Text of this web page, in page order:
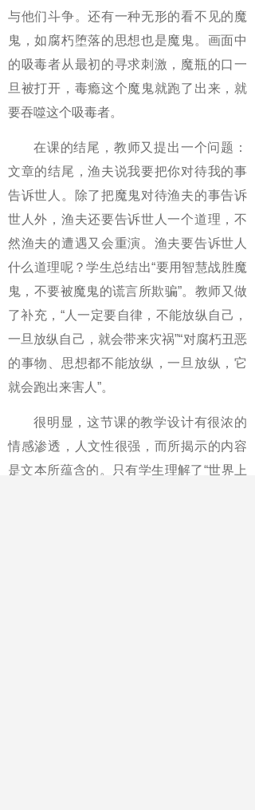
与他们斗争。还有一种无形的看不见的魔
鬼，如腐朽堕落的思想也是魔鬼。画面中
的吸毒者从最初的寻求刺激，魔瓶的口一
旦被打开，毒瘾这个魔鬼就跑了出来，就
要吞噬这个吸毒者。
在课的结尾，教师又提出一个问题：
文章的结尾，渔夫说我要把你对待我的事
告诉世人。除了把魔鬼对待渔夫的事告诉
世人外，渔夫还要告诉世人一个道理，不
然渔夫的遭遇又会重演。渔夫要告诉世人
什么道理呢？学生总结出“要用智慧战胜魔
鬼，不要被魔鬼的谎言所欺骗”。教师又做
了补充，“人一定要自律，不能放纵自己，
一旦放纵自己，就会带来灾祸”“对腐朽丑恶
的事物、思想都不能放纵，一旦放纵，它
就会跑出来害人”。
很明显，这节课的教学设计有很浓的
情感渗透，人文性很强，而所揭示的内容
是文本所蕴含的。只有学生理解了“世界上